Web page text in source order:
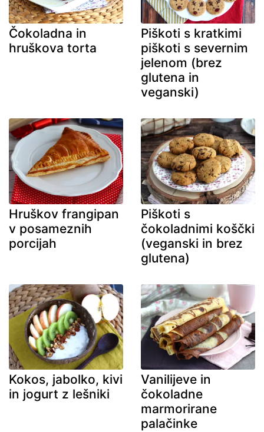
Čokoladna in
hruškova torta
Piškoti s kratkimi
piškoti s severnim
jelenom (brez
glutena in
veganski)
Hruškov frangipan
v posameznih
porcijah
Piškoti s
čokoladnimi koščki
(veganski in brez
glutena)
Kokos, jabolko, kivi
in jogurt z lešniki
Vanilijeve in
čokoladne
marmorirane
palačinke